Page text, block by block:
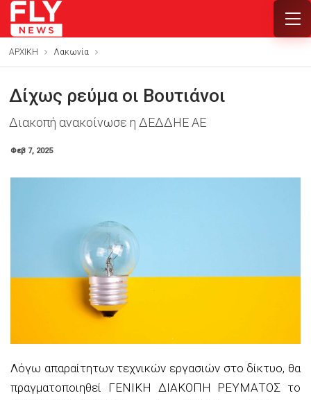
ΑΡΧΙΚΗ Λακωνία
Δίχως ρεύμα οι Βουτιάνοι
Διακοπή ανακοίνωσε η ΔΕΔΔΗΕ ΑΕ
Φεβ 7, 2025
Λόγω απαραίτητων τεχνικών εργασιών στο δίκτυο, θα
πραγματοποιηθεί ΓΕΝΙΚΗ ΔΙΑΚΟΠΗ ΡΕΥΜΑΤΟΣ το